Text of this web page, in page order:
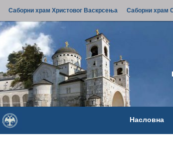
Саборни храм Христовог Васкрсења Саборни храм
Насловна